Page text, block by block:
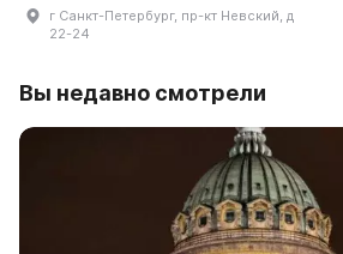
г Санкт-Петербург, пр-кт Невский, д
22-24
Вы недавно смотрели